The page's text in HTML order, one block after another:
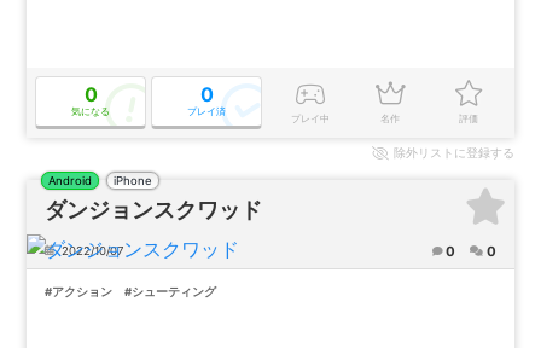
0
気になる
0
プレイ済
プレイ中 名作 評価
除外リストに登録する
ダンジョンスクワッド
Android iPhone
2022/10/07 0 0
#アクション #シューティング